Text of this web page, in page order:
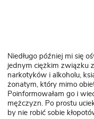
Niedługo później mi się
jednym ciężkim związku
narkotyków i alkoholu,
żonatym, który mimo
Poinformowałam go i
mężczyzn. Po prostu
by nie robić sobie